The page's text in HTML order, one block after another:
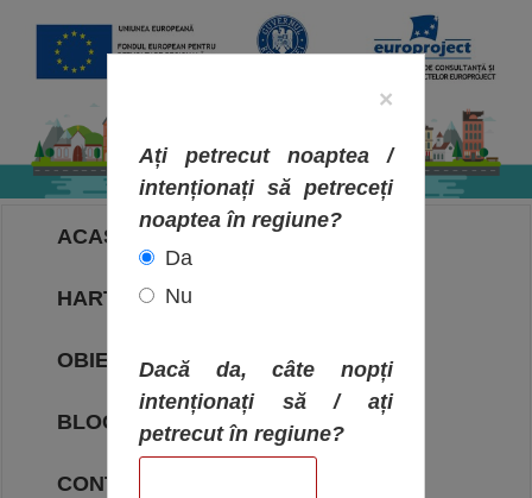
ACASA
HARTA OBIECTIVELOR
OBIECTIVE
BLOG
CONTACT
×
Ați petrecut noaptea /
intenționați să petreceți
noaptea în regiune?
Da
Nu
Dacă da, câte nopți
intenționați să / ați
petrecut în regiune?